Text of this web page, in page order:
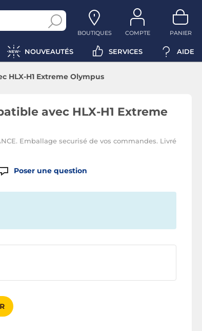
BOUTIQUES COMPTE PANIER
NOUVEAUTÉS SERVICES AIDE
HLX-H1 Extreme Olympus
avec HLX-H1 Extreme
Emballage securisé de vos commandes. Livré
Poser une question